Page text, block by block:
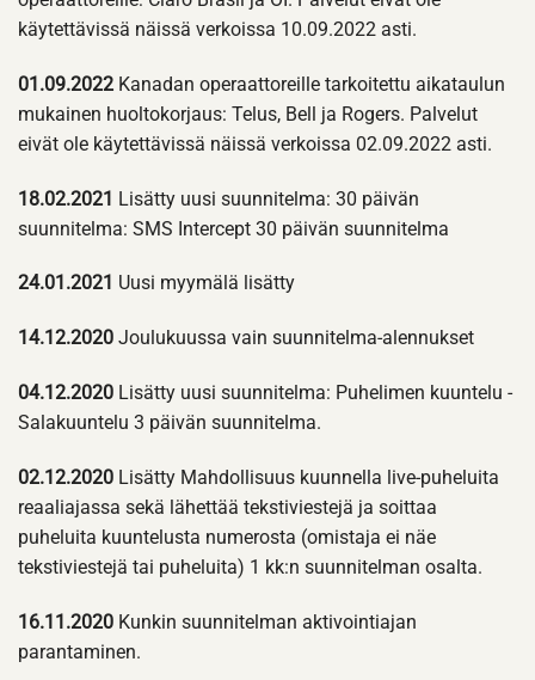
käytettävissä näissä verkoissa 10.09.2022 asti.
01.09.2022 Kanadan operaattoreille tarkoitettu aikataulun
mukainen huoltokorjaus: Telus, Bell ja Rogers. Palvelut
eivät ole käytettävissä näissä verkoissa 02.09.2022 asti.
18.02.2021 Lisätty uusi suunnitelma: 30 päivän
suunnitelma: SMS Intercept 30 päivän suunnitelma
24.01.2021 Uusi myymälä lisätty
14.12.2020 Joulukuussa vain suunnitelma-alennukset
04.12.2020 Lisätty uusi suunnitelma: Puhelimen kuuntelu -
Salakuuntelu 3 päivän suunnitelma.
02.12.2020 Lisätty Mahdollisuus kuunnella live-puheluita
reaaliajassa sekä lähettää tekstiviestejä ja soittaa
puheluita kuuntelusta numerosta (omistaja ei näe
tekstiviestejä tai puheluita) 1 kk:n suunnitelman osalta.
16.11.2020 Kunkin suunnitelman aktivointiajan
parantaminen.